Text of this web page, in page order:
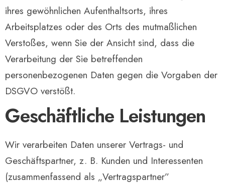
ihres gewöhnlichen Aufenthaltsorts, ihres
Arbeitsplatzes oder des Orts des mutmaßlichen
Verstoßes, wenn Sie der Ansicht sind, dass die
Verarbeitung der Sie betreffenden
personenbezogenen Daten gegen die Vorgaben der
DSGVO verstößt.
Geschäftliche Leistungen
Wir verarbeiten Daten unserer Vertrags- und
Geschäftspartner, z. B. Kunden und Interessenten
(zusammenfassend als „Vertragspartner”